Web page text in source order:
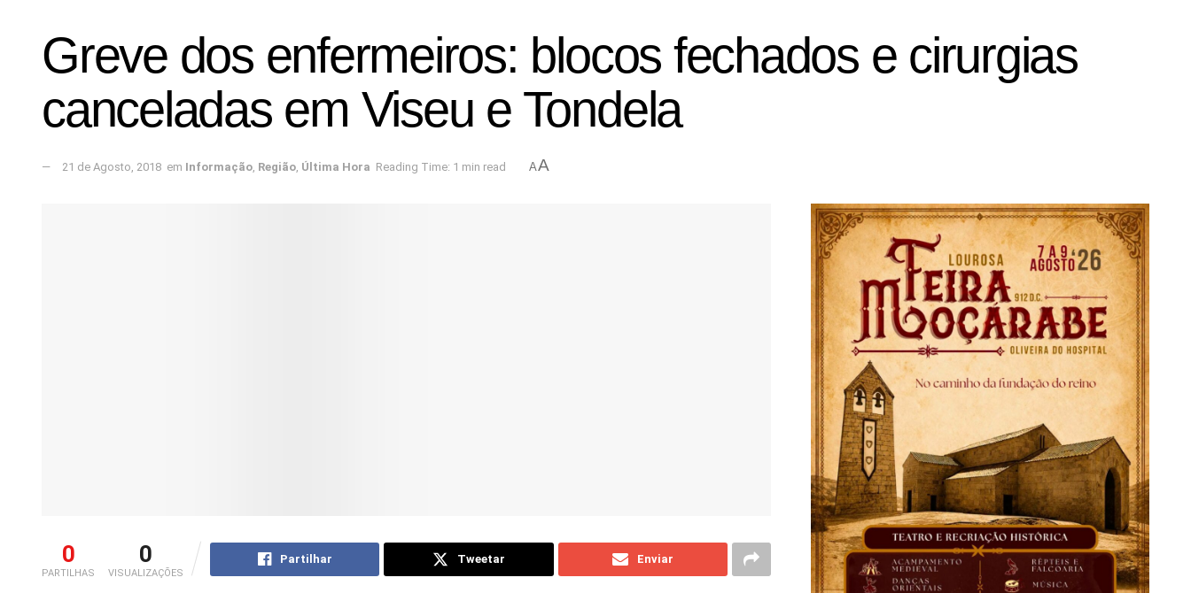
Greve dos enfermeiros: blocos fechados e cirurgias
canceladas em Viseu e Tondela
21 de Agosto, 2018 em Informação, Região, Última Hora Reading Time: 1 min read AA
0
PARTILHAS
0
VISUALIZAÇÕES
Partilhar Tweetar Enviar